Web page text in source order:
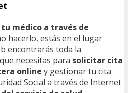
médico a través de
hacerlo, estás en el lugar
encontrarás toda la
necesitas para solicitar cita
online y gestionar tu cita
Social a través de Internet